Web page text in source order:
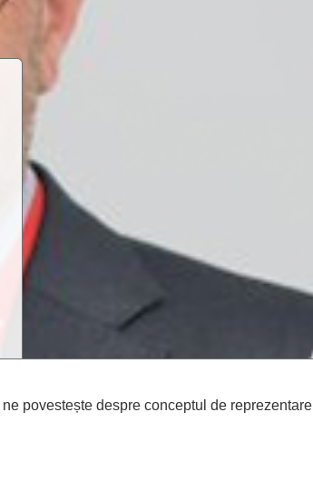
povestește despre conceptul de reprezentare